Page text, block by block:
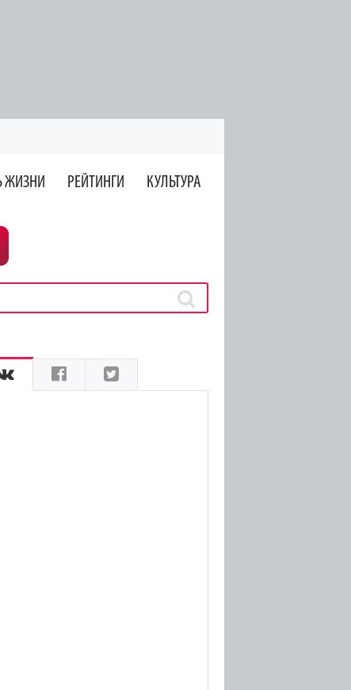
ЖИЗНИ РЕЙТИНГИ КУЛЬТУРА